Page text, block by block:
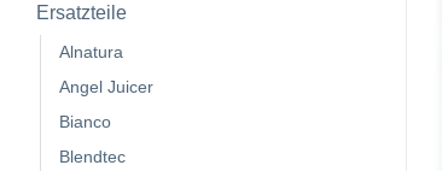
Ersatzteile
Alnatura
Angel Juicer
Bianco
Blendtec